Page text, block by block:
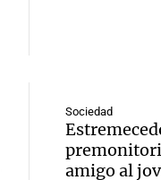
Villa
Panorama
Episodios
Rock
Audio.
Sociedad
amigo al